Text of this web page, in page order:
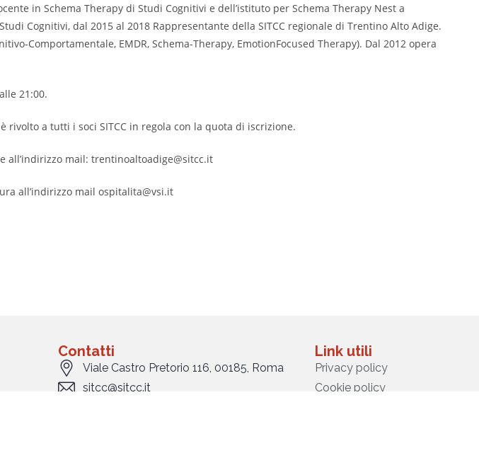
in Schema Therapy di Studi Cognitivi e dell’istituto per Schema Therapy Nest a
Cognitivi, dal 2015 al 2018 Rappresentante della SITCC regionale di Trentino Alto Adige.
Comportamentale, EMDR, Schema-Therapy, EmotionFocused Therapy). Dal 2012 opera
21:00.
rivolto a tutti i soci SITCC in regola con la quota di iscrizione.
all’indirizzo mail: trentinoaltoadige@sitcc.it
all’indirizzo mail ospitalita@vsi.it
Contatti
Viale Castro Pretorio 116, 00185, Roma
sitcc@sitcc.it
Link utili
Privacy policy
Cookie policy